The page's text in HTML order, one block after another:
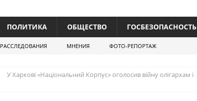
ПОЛИТИКА ОБЩЕСТВО ГОСБЕЗОПАСНОСТЬ
РАССЛЕДОВАНИЯ МНЕНИЯ ФОТО-РЕПОРТАЖ
У Харкові «Національний Корпус» оголосив війну олігархам і